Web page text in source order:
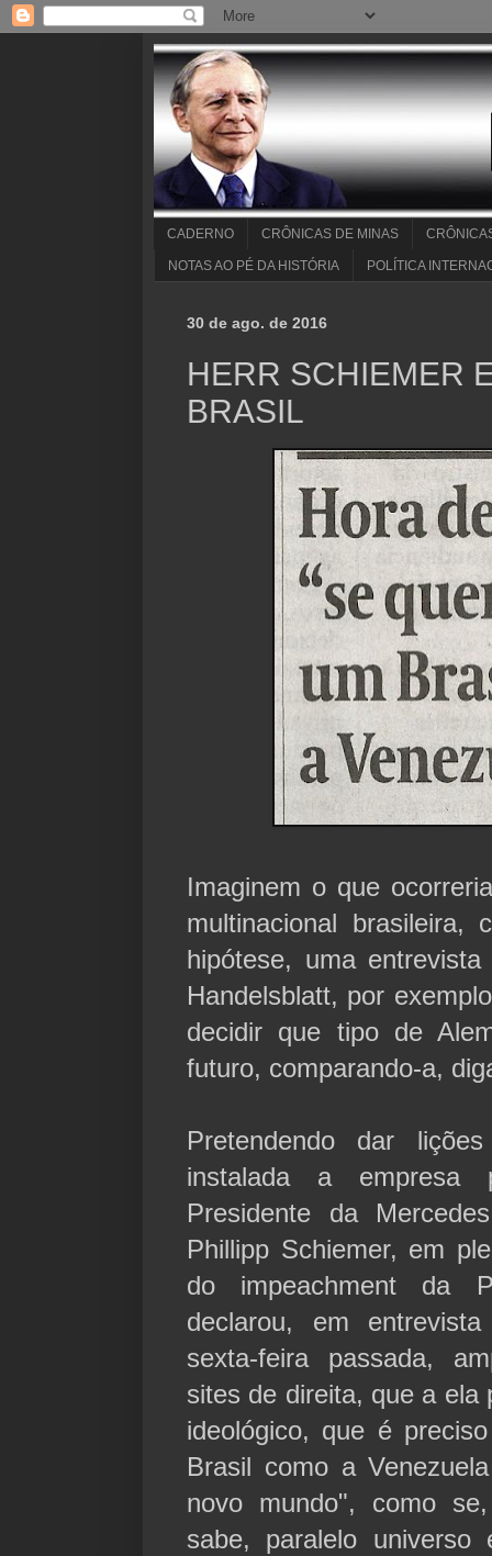
CADERNO CRÔNICAS DE MINAS
NOTAS AO PÉ DA HISTÓRIA POLÍTICA
30 de ago. de 2016
HERR SCHIEMER
BRASIL
Imaginem o que
multinacional
hipótese, uma
Handelsblatt, por
decidir que tipo de
futuro, comparando-a,
Pretendendo dar
instalada a empresa
Presidente da
Phillipp Schiemer, em
do impeachment da
declarou, em
sexta-feira passada,
sites de direita, que a ela
ideológico, que é
Brasil como a
novo mundo", como
sabe, paralelo